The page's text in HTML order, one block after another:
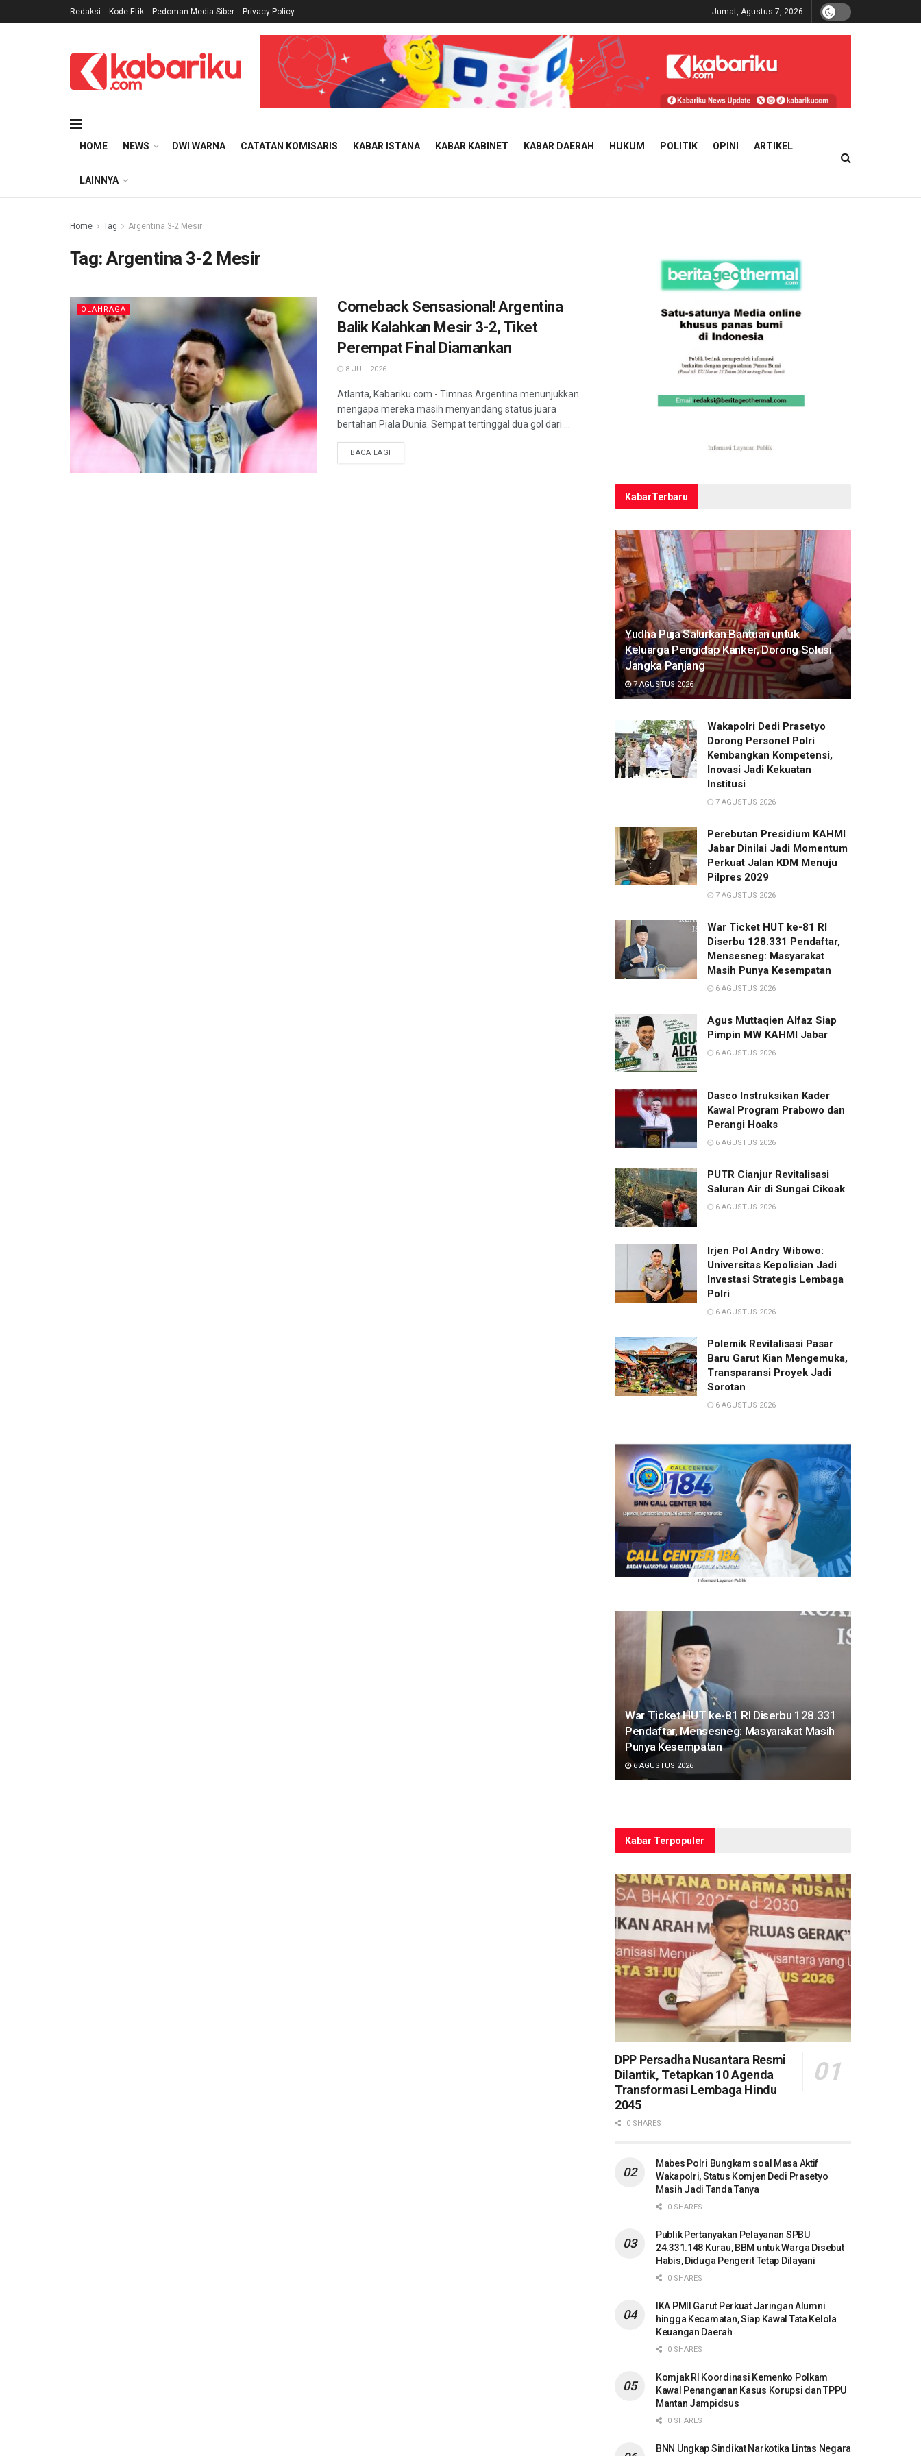
Redaksi Kode Etik Pedoman Media Siber Privacy Policy Jumat, Agustus 7, 2026
HOME NEWS DWI WARNA CATATAN KOMISARIS KABAR ISTANA KABAR KABINET KABAR DAERAH HUKUM POLITIK OPINI ARTIKEL
LAINNYA
Home Tag Argentina 3-2 Mesir
Tag:Argentina 3-2 Mesir
OLAHRAGA
Comeback Sensasional! Argentina
Balik Kalahkan Mesir 3-2, Tiket
Perempat Final Diamankan
8 JULI 2026
Atlanta, Kabariku.com - Timnas Argentina menunjukkan
mengapa mereka masih menyandang status juara
bertahan Piala Dunia. Sempat tertinggal dua gol dari ...
BACA LAGI
KabarTerbaru
Yudha Puja Salurkan Bantuan untuk
Keluarga Pengidap Kanker, Dorong Solusi
Jangka Panjang
7 AGUSTUS 2026
Wakapolri Dedi Prasetyo
Dorong Personel Polri
Kembangkan Kompetensi,
Inovasi Jadi Kekuatan
Institusi
7 AGUSTUS 2026
Perebutan Presidium KAHMI
Jabar Dinilai Jadi Momentum
Perkuat Jalan KDM Menuju
Pilpres 2029
7 AGUSTUS 2026
War Ticket HUT ke-81 RI
Diserbu 128.331 Pendaftar,
Mensesneg: Masyarakat
Masih Punya Kesempatan
6 AGUSTUS 2026
Agus Muttaqien Alfaz Siap
Pimpin MW KAHMI Jabar
6 AGUSTUS 2026
Dasco Instruksikan Kader
Kawal Program Prabowo dan
Perangi Hoaks
6 AGUSTUS 2026
PUTR Cianjur Revitalisasi
Saluran Air di Sungai Cikoak
6 AGUSTUS 2026
Irjen Pol Andry Wibowo:
Universitas Kepolisian Jadi
Investasi Strategis Lembaga
Polri
6 AGUSTUS 2026
Polemik Revitalisasi Pasar
Baru Garut Kian Mengemuka,
Transparansi Proyek Jadi
Sorotan
6 AGUSTUS 2026
War Ticket HUT ke-81 RI Diserbu 128.331
Pendaftar, Mensesneg: Masyarakat Masih
Punya Kesempatan
6 AGUSTUS 2026
Kabar Terpopuler
DPP Persadha Nusantara Resmi
Dilantik, Tetapkan 10 Agenda
Transformasi Lembaga Hindu
2045
0 SHARES
Mabes Polri Bungkam soal Masa Aktif
Wakapolri, Status Komjen Dedi Prasetyo
Masih Jadi Tanda Tanya
0 SHARES
Publik Pertanyakan Pelayanan SPBU
24.331.148 Kurau, BBM untuk Warga Disebut
Habis, Diduga Pengerit Tetap Dilayani
0 SHARES
IKA PMII Garut Perkuat Jaringan Alumni
hingga Kecamatan, Siap Kawal Tata Kelola
Keuangan Daerah
0 SHARES
Komjak RI Koordinasi Kemenko Polkam
Kawal Penanganan Kasus Korupsi dan TPPU
Mantan Jampidsus
0 SHARES
BNN Ungkap Sindikat Narkotika Lintas Negara